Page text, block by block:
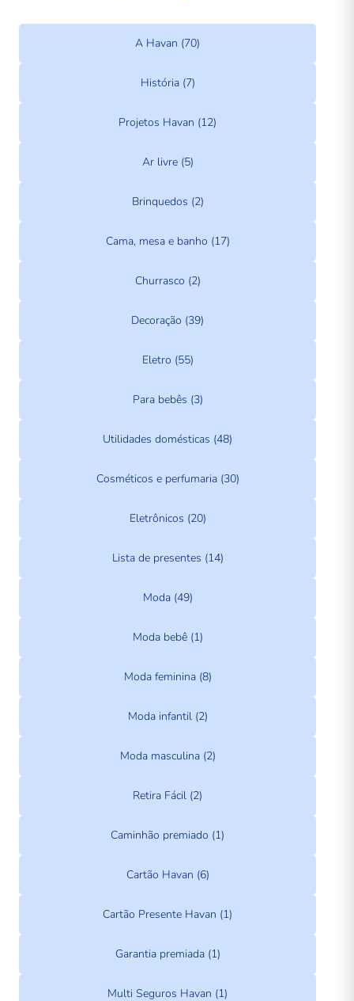
A Havan (70)
História (7)
Projetos Havan (12)
Ar livre (5)
Brinquedos (2)
Cama, mesa e banho (17)
Churrasco (2)
Decoração (39)
Eletro (55)
Para bebês (3)
Utilidades domésticas (48)
Cosméticos e perfumaria (30)
Eletrônicos (20)
Lista de presentes (14)
Moda (49)
Moda bebê (1)
Moda feminina (8)
Moda infantil (2)
Moda masculina (2)
Retira Fácil (2)
Caminhão premiado (1)
Cartão Havan (6)
Cartão Presente Havan (1)
Garantia premiada (1)
Multi Seguros Havan (1)